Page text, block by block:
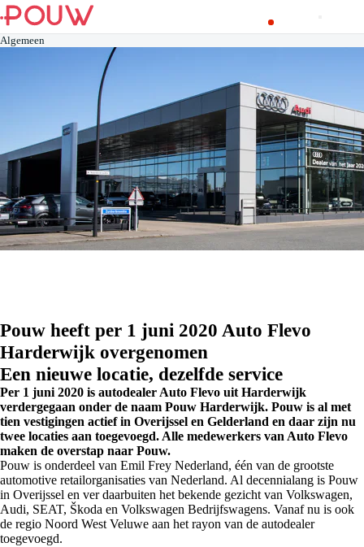
Algemeen
Pouw heeft per 1 juni 2020 Auto Flevo
Harderwijk overgenomen
Een nieuwe locatie, dezelfde service
Per 1 juni 2020 is autodealer Auto Flevo uit Harderwijk
verdergegaan onder de naam Pouw Harderwijk. Pouw is al met
tien vestigingen actief in Overijssel en Gelderland en daar zijn nu
twee locaties aan toegevoegd. Alle medewerkers van Auto Flevo
maken de overstap naar Pouw.
Pouw is onderdeel van Emil Frey Nederland, één van de grootste
automotive retailorganisaties van Nederland. Al decennialang is Pouw
in Overijssel en ver daarbuiten het bekende gezicht van Volkswagen,
Audi, SEAT, Škoda en Volkswagen Bedrijfswagens. Vanaf nu is ook
de regio Noord West Veluwe aan het rayon van de autodealer
toegevoegd.